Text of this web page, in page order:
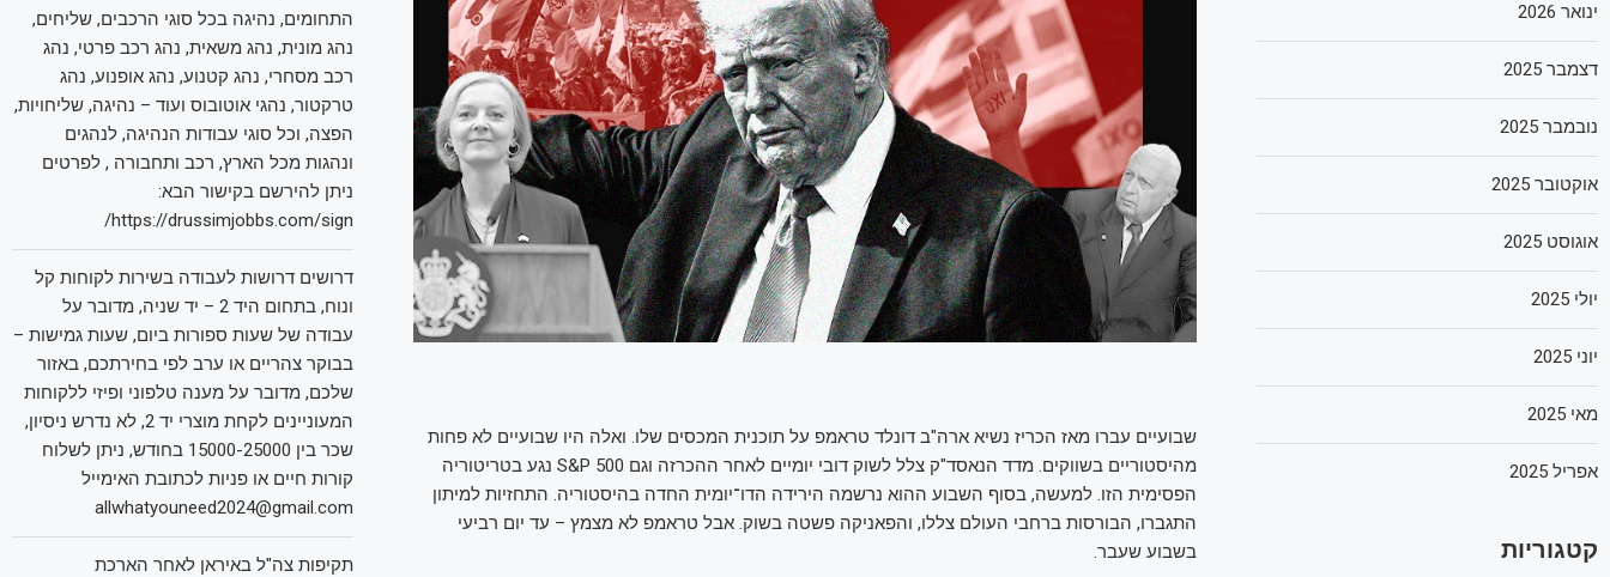
שבועיים עברו מאז הכריז נשיא ארה"ב דונלד טראמפ על תוכנית המכסים שלו. ואלה היו שבועיים לא פחות
מהיסטוריים בשווקים. מדד הנאסד"ק צלל לשוק דובי יומיים לאחר ההכרזה וגם S&P 500 נגע בטריטוריה
הפסימית הזו. למעשה, בסוף השבוע ההוא נרשמה הירידה הדו־יומית החדה בהיסטוריה. התחזיות למיתון
התגברו, הבורסות ברחבי העולם צללו, והפאניקה פשטה בשוק. אבל טראמפ לא מצמץ – עד יום רביעי
בשבוע שעבר.
התחומים, נהיגה בכל סוגי הרכבים, שליחים,
נהג מונית, נהג משאית, נהג רכב פרטי, נהג
רכב מסחרי, נהג קטנוע, נהג אופנוע, נהג
טרקטור, נהגי אוטובוס ועוד – נהיגה, שליחויות,
הפצה, וכל סוגי עבודות הנהיגה, לנהגים
ונהגות מכל הארץ, רכב ותחבורה , לפרטים
ניתן להירשם בקישור הבא:
https://drussimjobbs.com/sign/
דרושים דרושות לעבודה בשירות לקוחות קל
ונוח, בתחום היד 2 – יד שניה, מדובר על
עבודה של שעות ספורות ביום, שעות גמישות –
בבוקר צהריים או ערב לפי בחירתכם, באזור
שלכם, מדובר על מענה טלפוני ופיזי ללקוחות
המעוניינים לקחת מוצרי יד 2, לא נדרש ניסיון,
שכר בין 15000-25000 בחודש, ניתן לשלוח
קורות חיים או פניות לכתובת האימייל
allwhatyouneed2024@gmail.com
תקיפות צה"ל באיראן לאחר הארכת
ינואר 2026
דצמבר 2025
נובמבר 2025
אוקטובר 2025
אוגוסט 2025
יולי 2025
יוני 2025
מאי 2025
אפריל 2025
קטגוריות